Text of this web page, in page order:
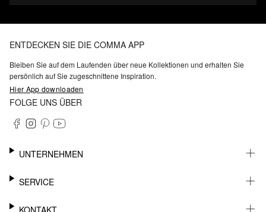
ENTDECKEN SIE DIE COMMA APP
Bleiben Sie auf dem Laufenden über neue Kollektionen und erhalten Sie
persönlich auf Sie zugeschnittene Inspiration.
Hier App downloaden
FOLGE UNS ÜBER
UNTERNEHMEN
KARRIERE
BARRIEREFREIHEIT
SERVICE
WHATSAPP
KONTAKT